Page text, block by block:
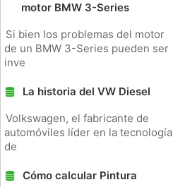
motor BMW 3-Series
Si bien los problemas del motor
de un BMW 3-Series pueden ser
inve
La historia del VW Diesel
Volkswagen, el fabricante de
automóviles líder en la tecnología
de
Cómo calcular Pintura